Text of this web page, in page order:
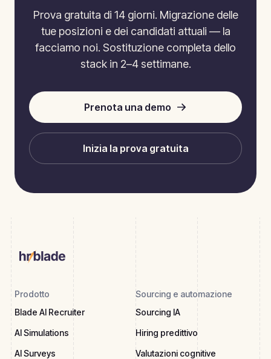
Prova gratuita di 14 giorni. Migrazione delle
tue posizioni e dei candidati attuali — la
facciamo noi. Sostituzione completa dello
stack in 2–4 settimane.
Prenota una demo
Inizia la prova gratuita
Prodotto
Blade AI Recruiter
AI Simulations
AI Surveys
Sourcing e automazione
Sourcing IA
Hiring predittivo
Valutazioni cognitive